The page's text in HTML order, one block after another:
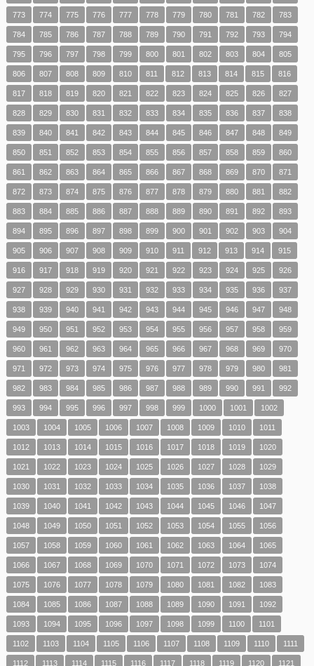
773 774 775 776 777 778 779 780 781 782 783
784 785 786 787 788 789 790 791 792 793 794
795 796 797 798 799 800 801 802 803 804 805
806 807 808 809 810 811 812 813 814 815 816
817 818 819 820 821 822 823 824 825 826 827
828 829 830 831 832 833 834 835 836 837 838
839 840 841 842 843 844 845 846 847 848 849
850 851 852 853 854 855 856 857 858 859 860
861 862 863 864 865 866 867 868 869 870 871
872 873 874 875 876 877 878 879 880 881 882
883 884 885 886 887 888 889 890 891 892 893
894 895 896 897 898 899 900 901 902 903 904
905 906 907 908 909 910 911 912 913 914 915
916 917 918 919 920 921 922 923 924 925 926
927 928 929 930 931 932 933 934 935 936 937
938 939 940 941 942 943 944 945 946 947 948
949 950 951 952 953 954 955 956 957 958 959
960 961 962 963 964 965 966 967 968 969 970
971 972 973 974 975 976 977 978 979 980 981
982 983 984 985 986 987 988 989 990 991 992
993 994 995 996 997 998 999 1000 1001 1002
1003 1004 1005 1006 1007 1008 1009 1010 1011
1012 1013 1014 1015 1016 1017 1018 1019 1020
1021 1022 1023 1024 1025 1026 1027 1028 1029
1030 1031 1032 1033 1034 1035 1036 1037 1038
1039 1040 1041 1042 1043 1044 1045 1046 1047
1048 1049 1050 1051 1052 1053 1054 1055 1056
1057 1058 1059 1060 1061 1062 1063 1064 1065
1066 1067 1068 1069 1070 1071 1072 1073 1074
1075 1076 1077 1078 1079 1080 1081 1082 1083
1084 1085 1086 1087 1088 1089 1090 1091 1092
1093 1094 1095 1096 1097 1098 1099 1100 1101
1102 1103 1104 1105 1106 1107 1108 1109 1110 1111
1112 1113 1114 1115 1116 1117 1118 1119 1120 1121